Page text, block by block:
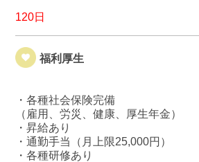
120日
福利厚生
・各種社会保険完備
（雇用、労災、健康、厚生年金）
・昇給あり
・通勤手当（月上限25,000円）
・各種研修あり